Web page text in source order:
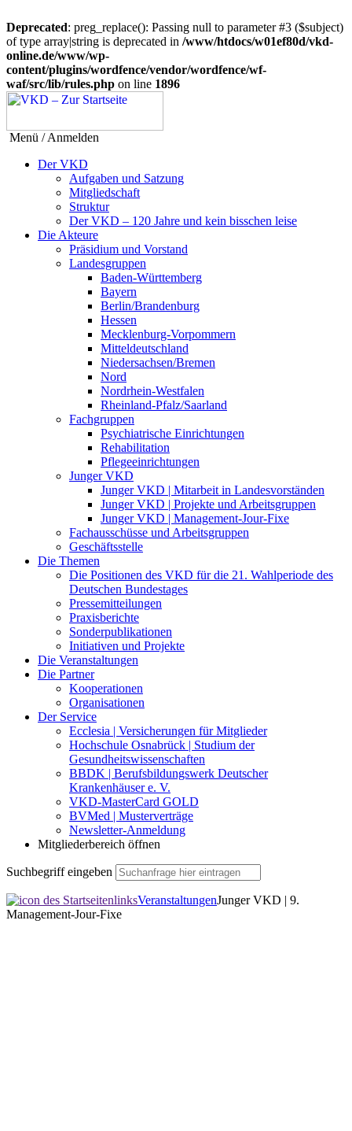
Deprecated: preg_replace(): Passing null to parameter #3 ($subject)
of type array|string is deprecated in /www/htdocs/w01ef80d/vkd-
online.de/www/wp-
content/plugins/wordfence/vendor/wordfence/wf-
waf/src/lib/rules.php on line 1896
Menü / Anmelden
Der VKD
Aufgaben und Satzung
Mitgliedschaft
Struktur
Der VKD – 120 Jahre und kein bisschen leise
Die Akteure
Präsidium und Vorstand
Landesgruppen
Baden-Württemberg
Bayern
Berlin/Brandenburg
Hessen
Mecklenburg-Vorpommern
Mitteldeutschland
Niedersachsen/Bremen
Nord
Nordrhein-Westfalen
Rheinland-Pfalz/Saarland
Fachgruppen
Psychiatrische Einrichtungen
Rehabilitation
Pflegeeinrichtungen
Junger VKD
Junger VKD | Mitarbeit in Landesvorständen
Junger VKD | Projekte und Arbeitsgruppen
Junger VKD | Management-Jour-Fixe
Fachausschüsse und Arbeitsgruppen
Geschäftsstelle
Die Themen
Die Positionen des VKD für die 21. Wahlperiode des
Deutschen Bundestages
Pressemitteilungen
Praxisberichte
Sonderpublikationen
Initiativen und Projekte
Die Veranstaltungen
Die Partner
Kooperationen
Organisationen
Der Service
Ecclesia | Versicherungen für Mitglieder
Hochschule Osnabrück | Studium der
Gesundheitswissenschaften
BBDK | Berufsbildungswerk Deutscher
Krankenhäuser e. V.
VKD-MasterCard GOLD
BVMed | Musterverträge
Newsletter-Anmeldung
Mitgliederbereich öffnen
Suchbegriff eingeben
VeranstaltungenJunger VKD | 9.
Management-Jour-Fixe